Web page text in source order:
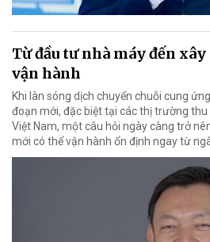
Từ đầu tư nhà máy đến
vận hành
Khi làn sóng dịch chuyển chuỗi cung
đoạn mới, đặc biệt tại các thị trường
Việt Nam, một câu hỏi ngày càng trở
mới có thể vận hành ổn định ngay từ